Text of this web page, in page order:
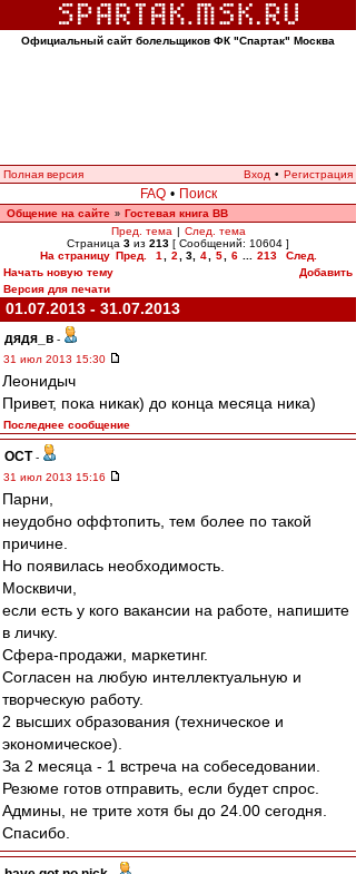
Официальный сайт болельщиков ФК "Спартак" Москва
Полная версия Вход • Регистрация
FAQ • Поиск
Общение на сайте » Гостевая книга ВВ
Пред. тема | След. тема
Страница 3 из 213 [ Сообщений: 10604 ]
На страницу Пред. 1 2 3, 4 5 6 213
След.
Начать новую тему
Добавить
Версия для печати
01.07.2013 - 31.07.2013
дядя_в -
31 июл 2013 15:30
Леонидыч
Привет, пока никак) до конца месяца ника)
Последнее сообщение
ОСТ -
31 июл 2013 15:16
Парни,
неудобно оффтопить, тем более по такой
причине.
Но появилась необходимость.
Москвичи,
если есть у кого вакансии на работе, напишите
в личку.
Сфера-продажи, маркетинг.
Согласен на любую интеллектуальную и
творческую работу.
2 высших образования (техническое и
экономическое).
За 2 месяца - 1 встреча на собеседовании.
Резюме готов отправить, если будет спрос.
Админы, не трите хотя бы до 24.00 сегодня.
Спасибо.